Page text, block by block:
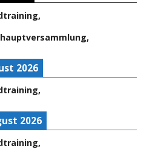
,
,
2026
,
2026
,